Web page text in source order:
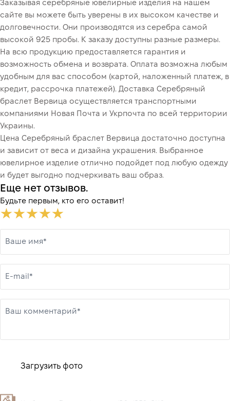
Заказывая серебряные ювелирные изделия на нашем
сайте вы можете быть уверены в их высоком качестве и
долговечности. Они производятся из серебра самой
высокой 925 пробы. К заказу доступны разные размеры.
На всю продукцию предоставляется гарантия и
возможность обмена и возврата. Оплата возможна любым
удобным для вас способом (картой, наложенный платеж, в
кредит, рассрочка платежей). Доставка Серебряный
браслет Вервица осуществляется транспортными
компаниями Новая Почта и Укрпочта по всей территории
Украины.
Цена Серебряный браслет Вервица достаточно доступна
и зависит от веса и дизайна украшения. Выбранное
ювелирное изделие отлично подойдет под любую одежду
и будет выгодно подчеркивать ваш образ.
Еще нет отзывов.
Будьте первым, кто его оставит!
Ваше имя*
E-mail*
Ваш комментарий*
Загрузить фото